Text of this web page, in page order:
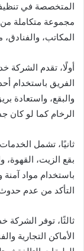
المتخصصة في
مجموعة متكاملة من
المكاتب، والفنادق،
أولًا، تقدم الشركة
الفريق باستخدام
والبقع، واستعادة
الرخام كما لو كان
ثانيًا، تشمل
بقع الزيت، القهوة،
باستخدام مواد آمنة
التأكد من عدم
ثالثًا، توفر الشركة
الأماكن التجارية